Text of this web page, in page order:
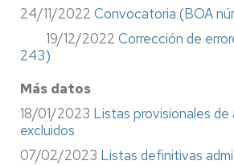
24/11/2022 Convocatoria (BOA
19/12/2022 Corrección de
243)
Más datos
18/01/2023 Listas provisionales de
excluidos
07/02/2023 Listas definitivas